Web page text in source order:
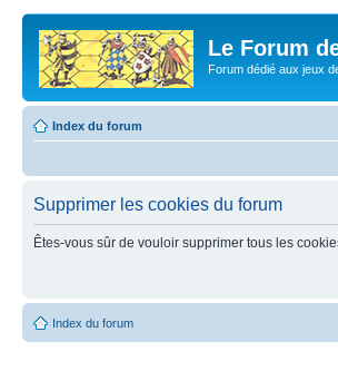
Le Forum
Forum dédié aux jeux
Index du forum
Supprimer les cookies du forum
Êtes-vous sûr de vouloir supprimer tous les
Index du forum